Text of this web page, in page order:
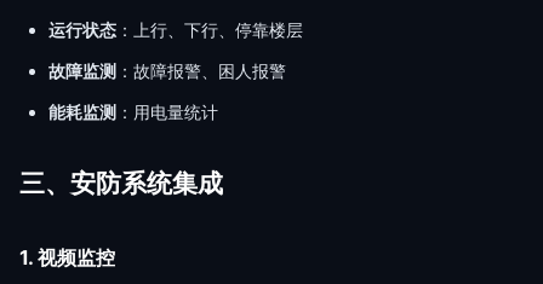
运行状态 ：上行、下行、停靠楼层
故障监测 ：故障报警、困人报警
能耗监测 ：用电量统计
三、安防系统集成
1. 视频监控